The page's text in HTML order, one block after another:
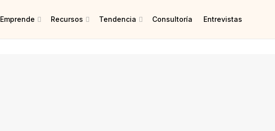
Emprende Recursos Tendencia Consultoría Entrevistas